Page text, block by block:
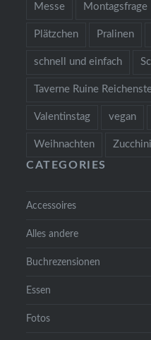
Messe Montagsfrage
Plätzchen Pralinen
schnell und einfach
Taverne Ruine
Valentinstag vegan
Weihnachten Zucchini
CATEGORIES
Accessoires
Alles andere
Buchrezensionen
Essen
Fotos